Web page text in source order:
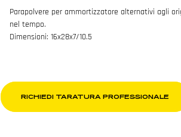
Parapolvere per ammortizzatore alternativi agli
nel tempo.
Dimensioni: 16x28x7/10.5
RICHIEDI TARATURA PROFESSIONALE